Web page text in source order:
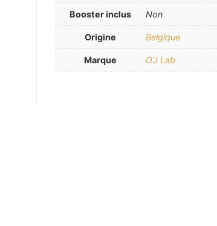
Booster inclus Non
Origine Belgique
Marque O'J Lab